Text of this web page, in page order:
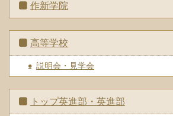
作新学院
高等学校
説明会・見学会
トップ英進部・英進部